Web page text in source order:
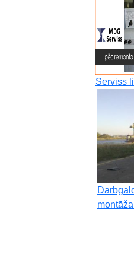
Serviss